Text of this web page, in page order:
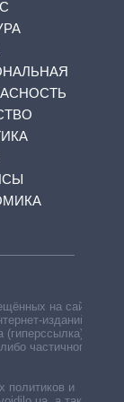
на сайте,
изданий —
(гиперссылка)
частичного
политиков и